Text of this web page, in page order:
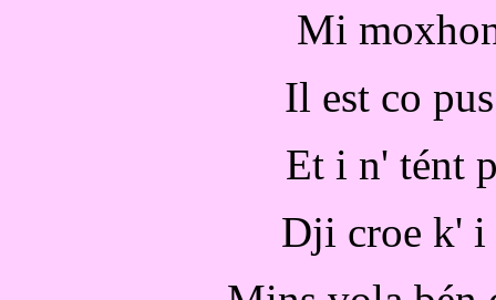
Mi
Il est co
Et i n' tént
Dji croe k' i